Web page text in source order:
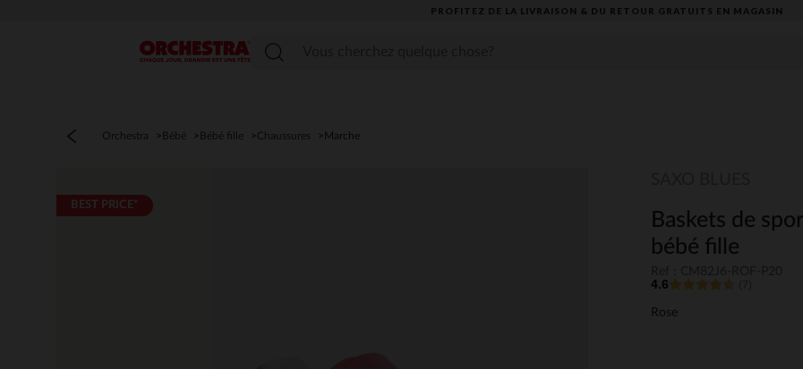
PROFITEZ DE LA LIVRAISON & DU RETOUR GRATUITS EN MAGASIN​
Menu
Orchestra Bébé Bébé fille Chaussures Marche
BEST PRICE*
Baskets de
bébé fille
4.6
Rose